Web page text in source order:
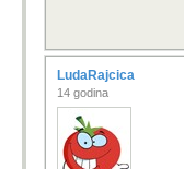
LudaRajcica
14 godina